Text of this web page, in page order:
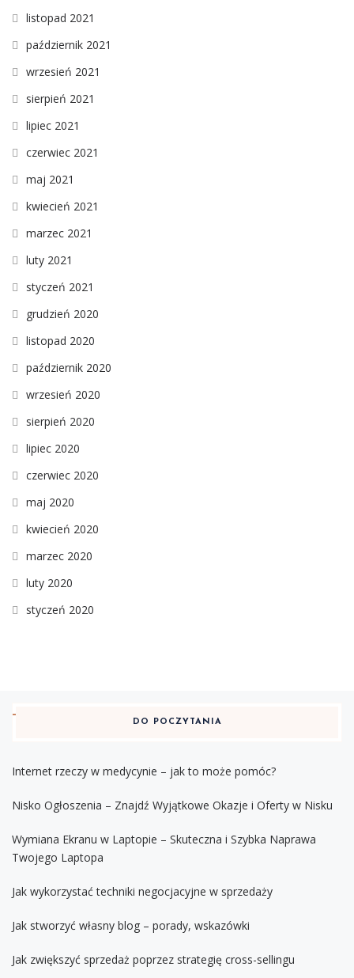
listopad 2021
październik 2021
wrzesień 2021
sierpień 2021
lipiec 2021
czerwiec 2021
maj 2021
kwiecień 2021
marzec 2021
luty 2021
styczeń 2021
grudzień 2020
listopad 2020
październik 2020
wrzesień 2020
sierpień 2020
lipiec 2020
czerwiec 2020
maj 2020
kwiecień 2020
marzec 2020
luty 2020
styczeń 2020
DO POCZYTANIA
Internet rzeczy w medycynie – jak to może pomóc?
Nisko Ogłoszenia – Znajdź Wyjątkowe Okazje i Oferty w Nisku
Wymiana Ekranu w Laptopie – Skuteczna i Szybka Naprawa
Twojego Laptopa
Jak wykorzystać techniki negocjacyjne w sprzedaży
Jak stworzyć własny blog – porady, wskazówki
Jak zwiększyć sprzedaż poprzez strategię cross-sellingu